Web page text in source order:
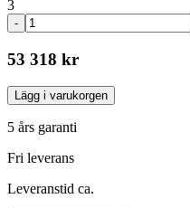
3
-
53 318 kr
Lägg i varukorgen
5 års garanti
Fri leverans
Leveranstid ca.